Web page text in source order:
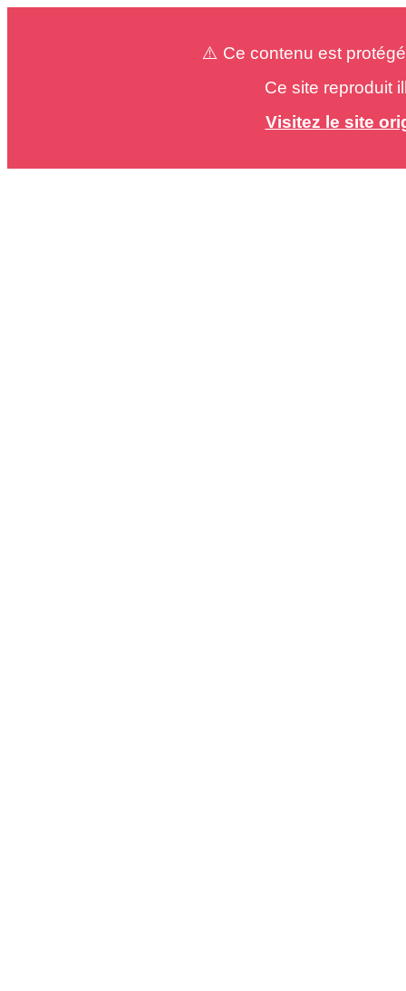
⚠️ Ce contenu est
Ce site reproduit
Visitez le site